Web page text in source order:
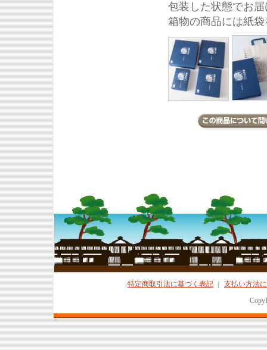
包装した状態でお
箱物の商品には紙
特定商取引法に基づく表記
支払い方法